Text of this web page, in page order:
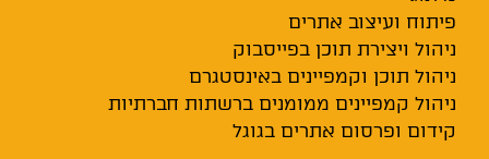
פיתוח ועיצוב אתרים
ניהול ויצירת תוכן בפייסבוק
ניהול תוכן וקמפיינים באינסטגרם
ניהול קמפיינים ממומנים ברשתות חברתיות
קידום ופרסום אתרים בגוגל